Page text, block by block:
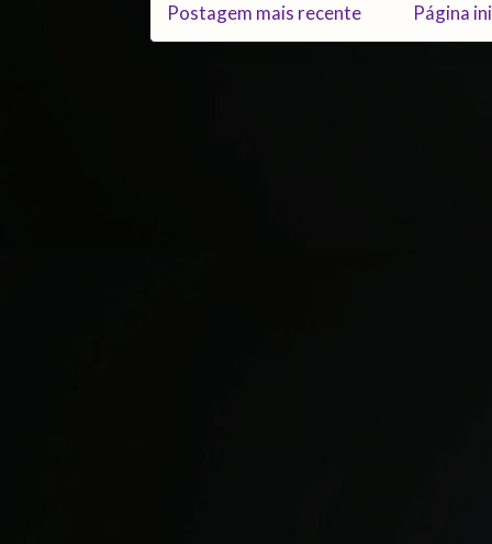
Postagem mais recente Página